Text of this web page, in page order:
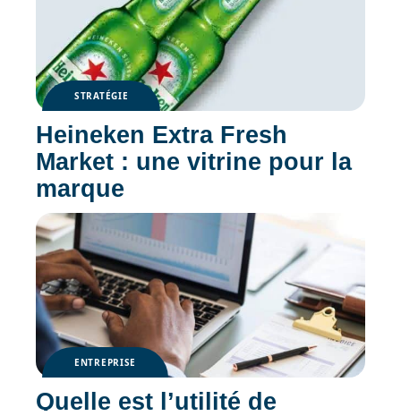
STRATÉGIE
Heineken Extra Fresh
Market : une vitrine pour la
marque
ENTREPRISE
Quelle est l’utilité de